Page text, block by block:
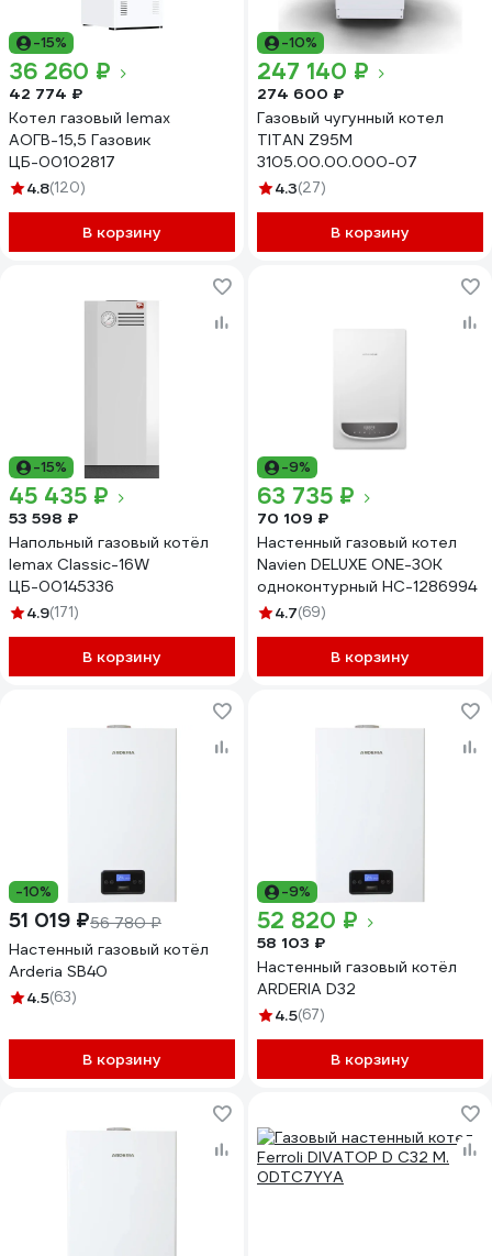
-15%
36 260 ₽
42 774 ₽
Котел газовый lemax
АОГВ-15,5 Газовик
ЦБ-00102817
4.8(120)
В корзину
-10%
247 140 ₽
274 600 ₽
Газовый чугунный котел
TITAN Z95M
3105.00.00.000-07
4.3(27)
В корзину
-15%
45 435 ₽
53 598 ₽
Напольный газовый котёл
lemax Classic-16W
ЦБ-00145336
4.9(171)
В корзину
-9%
63 735 ₽
70 109 ₽
Настенный газовый котел
Navien DELUXE ONE-30K
одноконтурный НС-1286994
4.7(69)
В корзину
-10%
51 019 ₽56 780 ₽
Настенный газовый котёл
Arderia SB40
4.5(63)
В корзину
-9%
52 820 ₽
58 103 ₽
Настенный газовый котёл
ARDERIA D32
4.5(67)
В корзину